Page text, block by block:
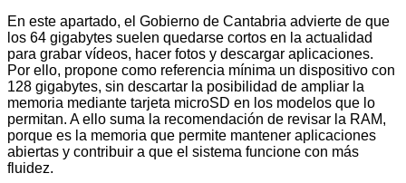
En este apartado, el Gobierno de Cantabria advierte de que
los 64 gigabytes suelen quedarse cortos en la actualidad
para grabar vídeos, hacer fotos y descargar aplicaciones.
Por ello, propone como referencia mínima un dispositivo con
128 gigabytes, sin descartar la posibilidad de ampliar la
memoria mediante tarjeta microSD en los modelos que lo
permitan. A ello suma la recomendación de revisar la RAM,
porque es la memoria que permite mantener aplicaciones
abiertas y contribuir a que el sistema funcione con más
fluidez.